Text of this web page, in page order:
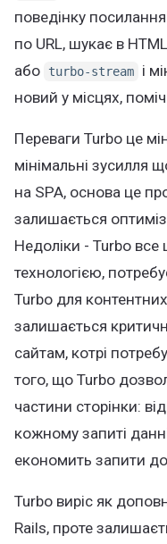
поведінку
по URL, шукає в
або turbo-stream
і
новий у місцях,
Переваги Turbo це
мінімальні зусилля
на SPA, основа це
залишається
Недоліки - Turbo
технологією,
Turbo для
залишається
сайтам, котрі
того, що Turbo
частини сторінки:
кожному запиті
економить запити
Turbo виріс як
Rails, проте